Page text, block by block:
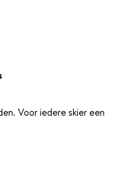
Voor iedere skier een